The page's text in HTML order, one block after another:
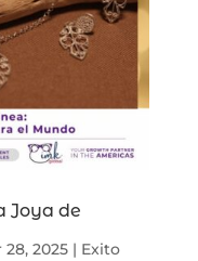
Joya de
28, 2025| Exito